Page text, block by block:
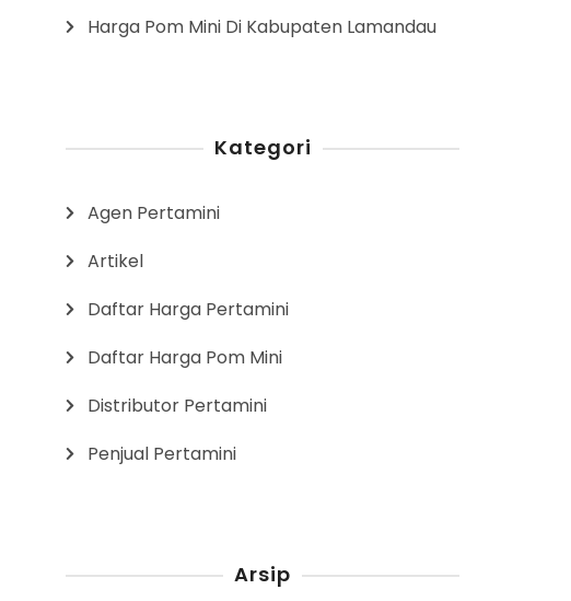
Harga Pom Mini Di Kabupaten Lamandau
Kategori
Agen Pertamini
Artikel
Daftar Harga Pertamini
Daftar Harga Pom Mini
Distributor Pertamini
Penjual Pertamini
Arsip